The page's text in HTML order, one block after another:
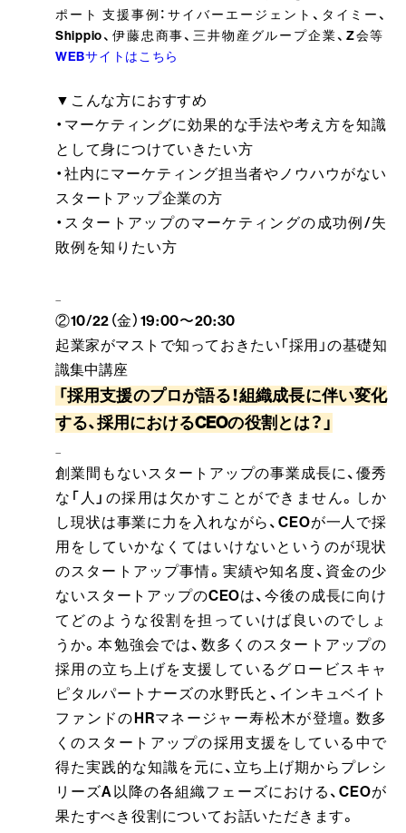
ポート 支援事例：サイバーエージェント、タイミー、
Shippio、伊藤忠商事、三井物産グループ企業、Z会等
WEBサイトはこちら
▼こんな方におすすめ
・マーケティングに効果的な手法や考え方を知識
として身につけていきたい方
・社内にマーケティング担当者やノウハウがない
スタートアップ企業の方
・スタートアップのマーケティングの成功例/失
敗例を知りたい方
②10/22（金）19:00〜20:30
起業家がマストで知っておきたい「採用」の基礎知
識集中講座
「採用支援のプロが語る！組織成長に伴い変化
する、採用におけるCEOの役割とは？」
創業間もないスタートアップの事業成長に、優秀
な「人」の採用は欠かすことができません。しか
し現状は事業に力を入れながら、CEOが一人で採
用をしていかなくてはいけないというのが現状
のスタートアップ事情。実績や知名度、資金の少
ないスタートアップのCEOは、今後の成長に向け
てどのような役割を担っていけば良いのでしょ
うか。本勉強会では、数多くのスタートアップの
採用の立ち上げを支援しているグロービスキャ
ピタルパートナーズの水野氏と、インキュベイト
ファンドのHRマネージャー寿松木が登壇。数多
くのスタートアップの採用支援をしている中で
得た実践的な知識を元に、立ち上げ期からプレシ
リーズA以降の各組織フェーズにおける、CEOが
果たすべき役割についてお話いただきます。